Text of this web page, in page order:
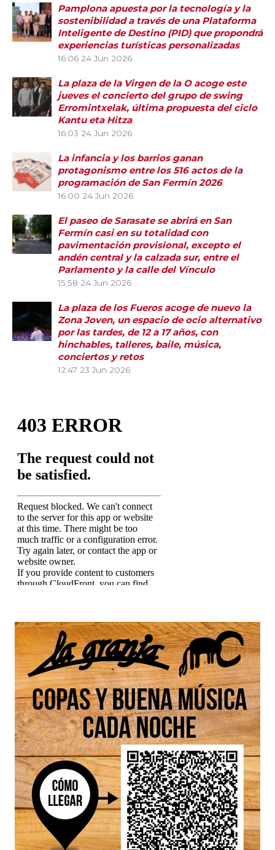
Pamplona apuesta por la tecnología y la
sostenibilidad a través de una Plataforma
Inteligente de Destino (PID) que propondrá
experiencias turísticas personalizadas
16:06 24 Jun 2026
La plaza de la Virgen de la O acoge este
jueves el concierto del grupo de swing
Erromintxelak, última propuesta del ciclo
Kantu eta Hitza
16:03 24 Jun 2026
La infancia y los barrios ganan
protagonismo entre los 516 actos de la
programación de San Fermín 2026
16:00 24 Jun 2026
El paseo de Sarasate se abrirá en San
Fermín casi en su totalidad con
pavimentación provisional, excepto el
andén central y la calzada sur, entre el
Parlamento y la calle del Vínculo
15:58 24 Jun 2026
La plaza de los Fueros acoge de nuevo la
Zona Joven, un espacio de ocio alternativo
por las tardes, de 12 a 17 años, con
hinchables, talleres, baile, música,
conciertos y retos
12:47 23 Jun 2026